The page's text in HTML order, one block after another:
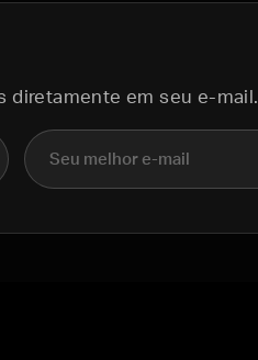
diretamente em seu e-mail.
E-mail